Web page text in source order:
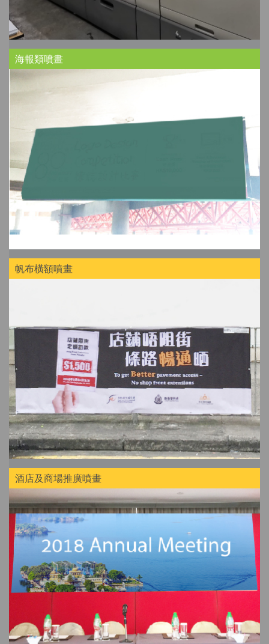
海報類噴畫
帆布橫額噴畫
酒店及商場推廣噴畫